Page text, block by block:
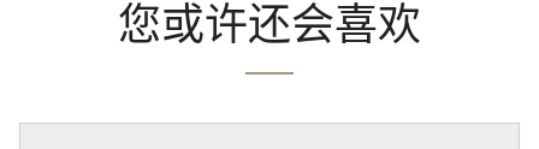
您或许还会喜欢